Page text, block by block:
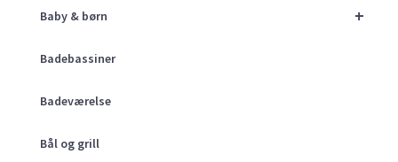
+
Baby & børn
Badebassiner
Badeværelse
Bål og grill